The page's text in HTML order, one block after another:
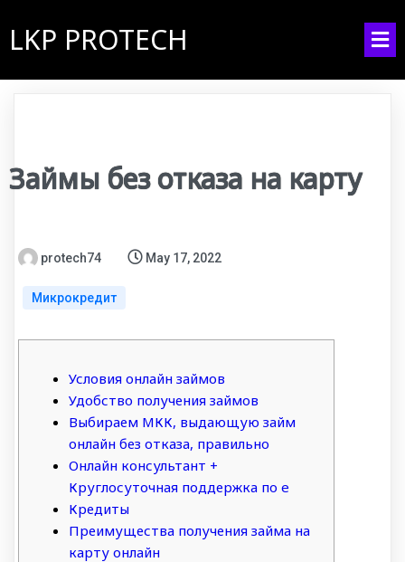
LKP PROTECH
Займы без отказа на карту
protech74 May 17, 2022
Микрокредит
Условия онлайн займов
Удобство получения займов
Выбираем МКК, выдающую займ
онлайн без отказа, правильно
Онлайн консультант +
Круглосуточная поддержка по e
Кредиты
Преимущества получения займа на
карту онлайн